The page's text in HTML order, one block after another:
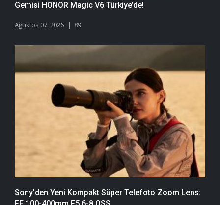
Gemisi HONOR Magic V6 Türkiye’de!
Ağustos 07, 2026 89
Sony'den Yeni Kompakt Süper Telefoto Zoom Lens: